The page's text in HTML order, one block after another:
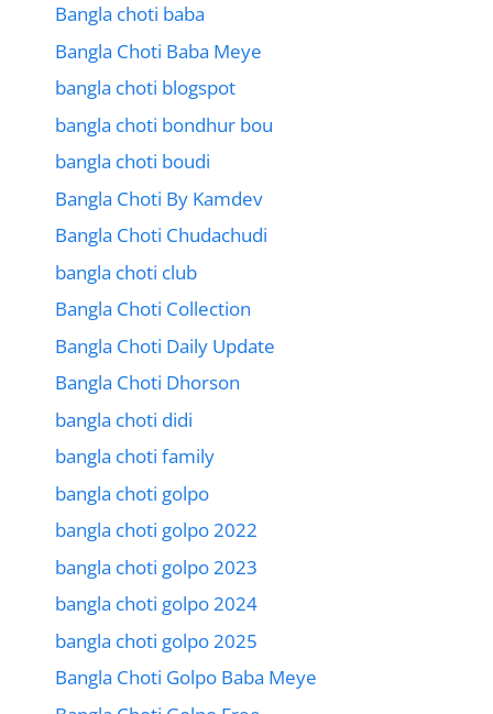
Bangla choti baba
Bangla Choti Baba Meye
bangla choti blogspot
bangla choti bondhur bou
bangla choti boudi
Bangla Choti By Kamdev
Bangla Choti Chudachudi
bangla choti club
Bangla Choti Collection
Bangla Choti Daily Update
Bangla Choti Dhorson
bangla choti didi
bangla choti family
bangla choti golpo
bangla choti golpo 2022
bangla choti golpo 2023
bangla choti golpo 2024
bangla choti golpo 2025
Bangla Choti Golpo Baba Meye